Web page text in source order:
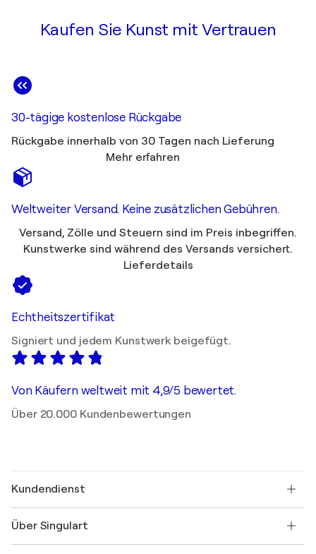
Kaufen Sie Kunst mit Vertrauen
30-tägige kostenlose Rückgabe
Rückgabe innerhalb von 30 Tagen nach Lieferung
Mehr erfahren
Weltweiter Versand. Keine zusätzlichen Gebühren.
Versand, Zölle und Steuern sind im Preis inbegriffen.
Kunstwerke sind während des Versands versichert.
Lieferdetails
Echtheitszertifikat
Signiert und jedem Kunstwerk beigefügt.
Von Käufern weltweit mit 4,9/5 bewertet.
Über 20.000 Kundenbewertungen
Kundendienst
Versand
Über Singulart